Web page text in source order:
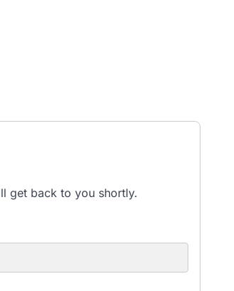
get back to you shortly.